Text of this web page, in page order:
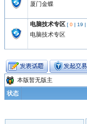
厦门金蝶
电脑技术专区 [ 0 | 19 |
电脑技术专区
本版暂无版主
状态